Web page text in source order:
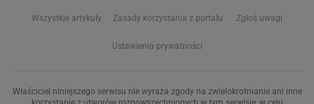
Wszystkie artykuły Zasady korzystania z portalu Zgłoś uwagi
Ustawienia prywatności
Właściciel niniejszego serwisu nie wyraża zgody na zwielokrotnianie ani inne